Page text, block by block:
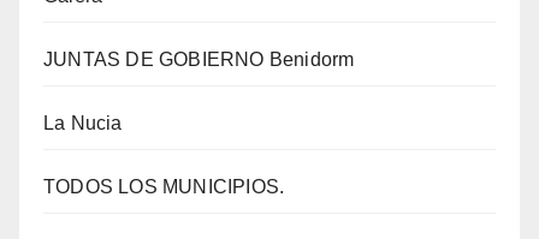
JUNTAS DE GOBIERNO Benidorm
La Nucia
TODOS LOS MUNICIPIOS.